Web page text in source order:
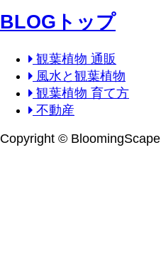
BLOGトップ
観葉植物 通販
風水と観葉植物
観葉植物 育て方
不動産
Copyright © BloomingScape